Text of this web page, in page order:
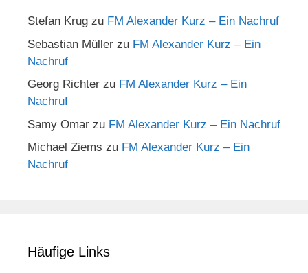
Stefan Krug zu FM Alexander Kurz – Ein Nachruf
Sebastian Müller zu FM Alexander Kurz – Ein
Nachruf
Georg Richter zu FM Alexander Kurz – Ein
Nachruf
Samy Omar zu FM Alexander Kurz – Ein Nachruf
Michael Ziems zu FM Alexander Kurz – Ein
Nachruf
Häufige Links